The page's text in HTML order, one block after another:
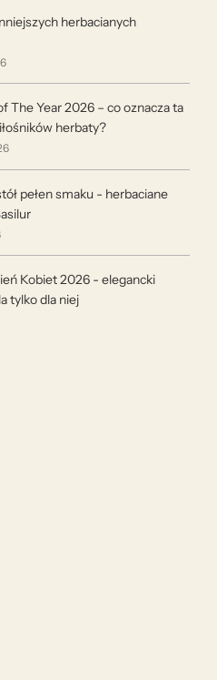
herbacianych
The Year 2026 – co oznacza ta
herbaty?
pełen smaku - herbaciane
Kobiet 2026 - elegancki
tylko dla niej